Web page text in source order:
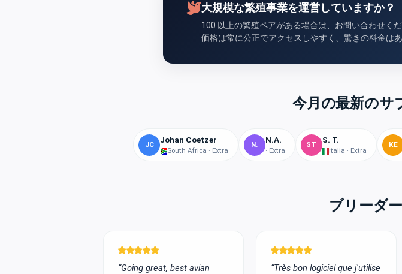
大規模な繁殖事業を運営していますか？
100 以上の繁殖ペアがある場合は、お問い合わせく
価格は常に公正でアクセスしやすく、驚きの料金はあ
今月の最新のサ
JC Johan Coetzer
South Africa · Extra
N. N.A.
· Extra
ST S. T.
italia · Extra
KE
ブリーダ
“Going great, best avian
“Très bon logiciel que j'utilise